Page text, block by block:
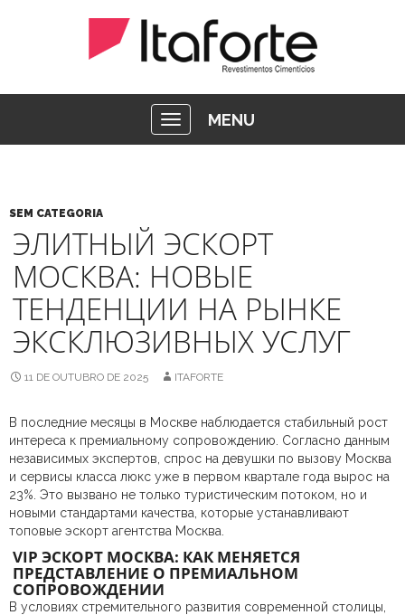
MENU
SEM CATEGORIA
ЭЛИТНЫЙ ЭСКОРТ
МОСКВА: НОВЫЕ
ТЕНДЕНЦИИ НА РЫНКЕ
ЭКСКЛЮЗИВНЫХ УСЛУГ
11 DE OUTUBRO DE 2025 ITAFORTE
В последние месяцы в Москве наблюдается стабильный рост
интереса к премиальному сопровождению. Согласно данным
независимых экспертов, спрос на девушки по вызову Москва
и сервисы класса люкс уже в первом квартале года вырос на
23%. Это вызвано не только туристическим потоком, но и
новыми стандартами качества, которые устанавливают
топовые эскорт агентства Москва.
VIP ЭСКОРТ МОСКВА: КАК МЕНЯЕТСЯ
ПРЕДСТАВЛЕНИЕ О ПРЕМИАЛЬНОМ
СОПРОВОЖДЕНИИ
В условиях стремительного развития современной столицы,